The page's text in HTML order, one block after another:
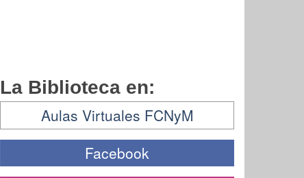
La Biblioteca en:
Aulas Virtuales FCNyM
Facebook